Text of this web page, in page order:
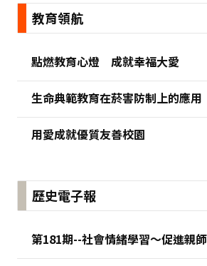
:::教育領航
點燃教育心燈 成就幸福大愛
生命典範教育在菸害防制上的應用
用愛成就優質友善校園
歷史電子報
第181期--社會情緒學習～促進親